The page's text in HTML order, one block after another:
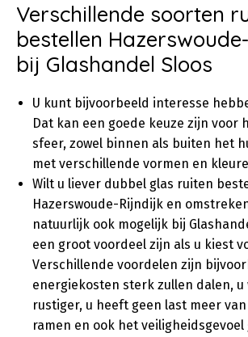
Verschillende soorten
bestellen
bij Glashandel Sloos
U kunt bijvoorbeeld interesse
Dat kan een goede keuze zijn voor
sfeer, zowel binnen als buiten het
met verschillende vormen en
Wilt u liever dubbel glas ruiten
Hazerswoude-Rijndijk en
natuurlijk ook mogelijk bij
een groot voordeel zijn als u kiest
Verschillende voordelen zijn
energiekosten sterk zullen dalen, u
rustiger, u heeft geen last meer
ramen en ook het veiligheidsgevoel